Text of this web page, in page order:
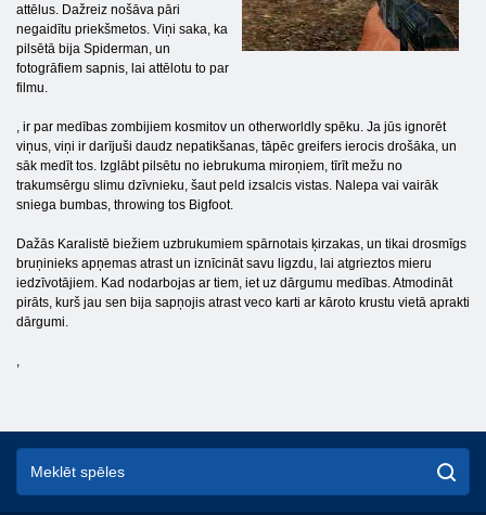
attēlus. Dažreiz nošāva pāri
negaidītu priekšmetos. Viņi saka, ka
pilsētā bija Spiderman, un
fotogrāfiem sapnis, lai attēlotu to par
filmu.
, ir par medības zombijiem kosmitov un otherworldly spēku. Ja jūs ignorēt
viņus, viņi ir darījuši daudz nepatikšanas, tāpēc greifers ierocis drošāka, un
sāk medīt tos. Izglābt pilsētu no iebrukuma miroņiem, tīrīt mežu no
trakumsērgu slimu dzīvnieku, šaut peld izsalcis vistas. Nalepa vai vairāk
sniega bumbas, throwing tos Bigfoot.
Dažās Karalistē biežiem uzbrukumiem spārnotais ķirzakas, un tikai drosmīgs
bruņinieks apņemas atrast un iznīcināt savu ligzdu, lai atgrieztos mieru
iedzīvotājiem. Kad nodarbojas ar tiem, iet uz dārgumu medības. Atmodināt
pirāts, kurš jau sen bija sapņojis atrast veco karti ar kāroto krustu vietā aprakti
dārgumi.
,